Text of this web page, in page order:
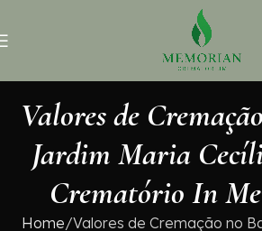
Valores de
Jardim Maria
Crematório In
Home Valores de Cremação no